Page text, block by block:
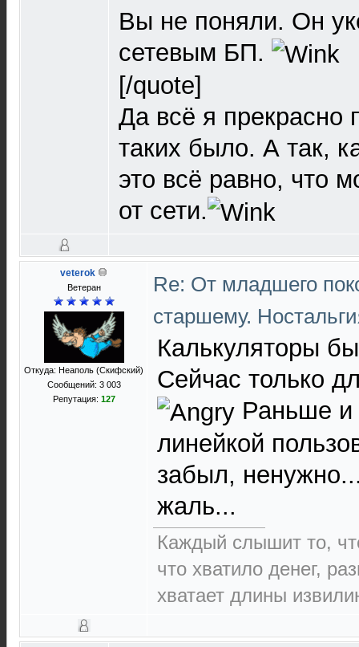
Вы не поняли. Он
сетевым БП.
[/quote]
Да всё я прекрасно
таких было. А так,
это всё равно, что
от сети.
veterok
Ветеран
Откуда: Неаполь (Скифский)
Сообщений: 3 003
Репутация: 127
Re: От младшего
старшему.
Калькуляторы
Сейчас только
Раньше и
линейкой
забыл,
жаль...
Каждый слышит то,
что хватило денег,
хватает длины